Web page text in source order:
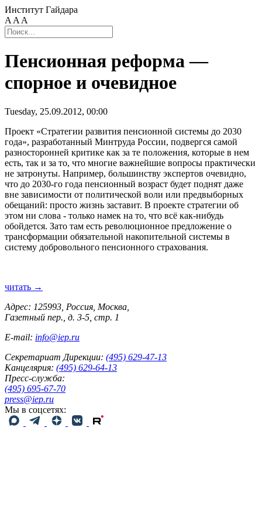
Институт Гайдара
A A A
Пенсионная реформа —
спорное и очевидное
Tuesday, 25.09.2012, 00:00
Проект «Стратегии развития пенсионной системы до 2030
года», разработанный Минтруда России, подвергся самой
разносторонней критике как за те положения, которые в нем
есть, так и за то, что многие важнейшие вопросы практически
не затронуты. Например, большинству экспертов очевидно,
что до 2030-го года пенсионный возраст будет поднят даже
вне зависимости от политической воли или предвыборных
обещаний: просто жизнь заставит. В проекте стратегии об
этом ни слова - только намек на то, что всё как-нибудь
обойдется. Зато там есть революционное предложение о
трансформации обязательной накопительной системы в
систему добровольного пенсионного страхования.
читать →
Адрес: 125993, Россия, Москва,
Газетный пер., д. 3-5, стр. 1
E-mail: info@iep.ru
Секретариат Дирекции: (495) 629-47-13
Канцелярия: (495) 629-64-13
Пресс-служба:
(495) 695-67-70
press@iep.ru
Мы в соцсетях: